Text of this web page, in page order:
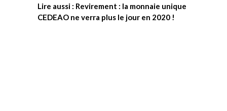
Lire aussi : Revirement : la monnaie unique
CEDEAO ne verra plus le jour en 2020 !